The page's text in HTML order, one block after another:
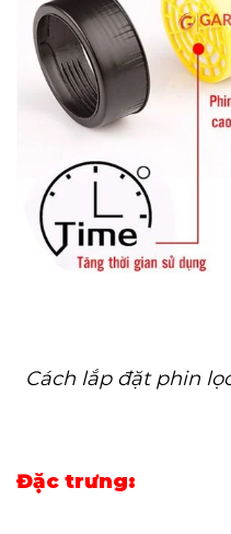
Cách lắp đặt phin
Đặc trưng: